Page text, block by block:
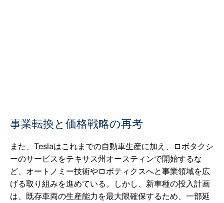
事業転換と価格戦略の再考
また、Teslaはこれまでの自動車生産に加え、ロボタクシ
ーのサービスをテキサス州オースティンで開始するな
ど、オートノミー技術やロボティクスへと事業領域を広
げる取り組みを進めている。しかし、新車種の投入計画
は、既存車両の生産能力を最大限確保するため、一部延